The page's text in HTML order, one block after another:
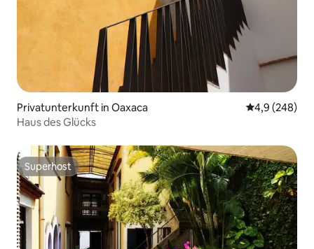
Privatunterkunft in Oaxaca
4,9 (248)
Haus des Glücks
Superhost
Superhost